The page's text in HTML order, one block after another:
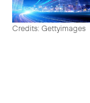
Credits: Gettyimages